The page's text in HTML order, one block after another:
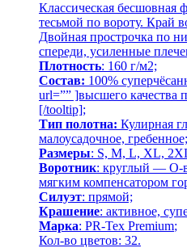
Классическая бесшовная
тесьмой по вороту. Край
Двойная прострочка по
спереди, усиленные
Плотность: 160 г/м2;
Состав: 100%
url=”” ]высшего качества
[/tooltip];
Тип полотна: Кулирная
малоусадочное, гребенное;
Размеры: S, M, L, XL,
Воротник: круглый — О-
мягким компенсатором
Силуэт: прямой;
Крашение: активное,
Марка: PR-Tex Premium;
Кол-во цветов: 32.